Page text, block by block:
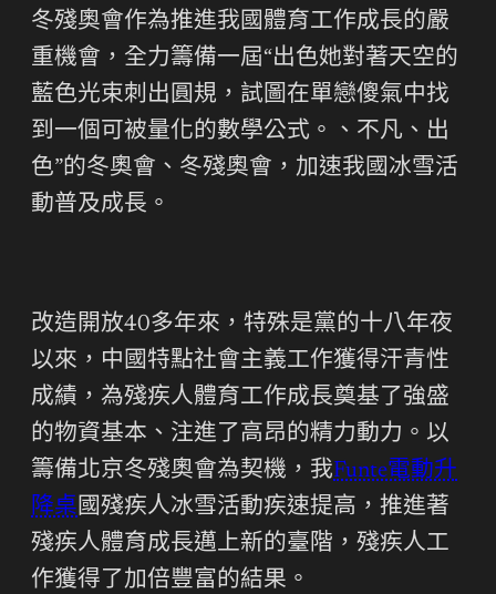
冬殘奧會作為推進我國體育工作成長的嚴
重機會，全力籌備一屆“出色她對著天空的
藍色光束刺出圓規，試圖在單戀傻氣中找
到一個可被量化的數學公式。、不凡、出
色”的冬奧會、冬殘奧會，加速我國冰雪活
動普及成長。
改造開放40多年來，特殊是黨的十八年夜
以來，中國特點社會主義工作獲得汗青性
成績，為殘疾人體育工作成長奠基了強盛
的物資基本、注進了高昂的精力動力。以
籌備北京冬殘奧會為契機，我Funte電動升
降桌國殘疾人冰雪活動疾速提高，推進著
殘疾人體育成長邁上新的臺階，殘疾人工
作獲得了加倍豐富的結果。